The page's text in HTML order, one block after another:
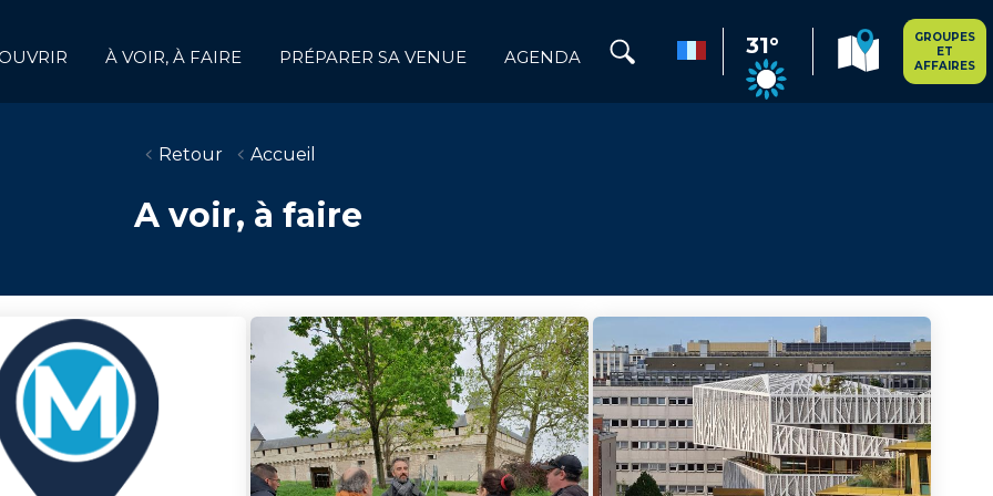
À VOIR, À FAIRE PRÉPARER SA VENUE AGENDA 31°
GROUPES
ET
AFFAIRES
Retour Accueil
A voir, à faire